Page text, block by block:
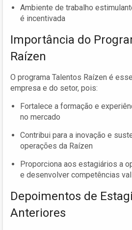
Ambiente de trabalho
é incentivada
Importância do
Raízen
O programa Talentos Raízen é
empresa e do setor, pois:
Fortalece a formação e
no mercado
Contribui para a inovação e
operações da Raízen
Proporciona aos estagiários a
e desenvolver competências
Depoimentos de
Anteriores